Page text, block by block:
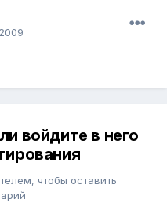
войдите в него
чтобы оставить